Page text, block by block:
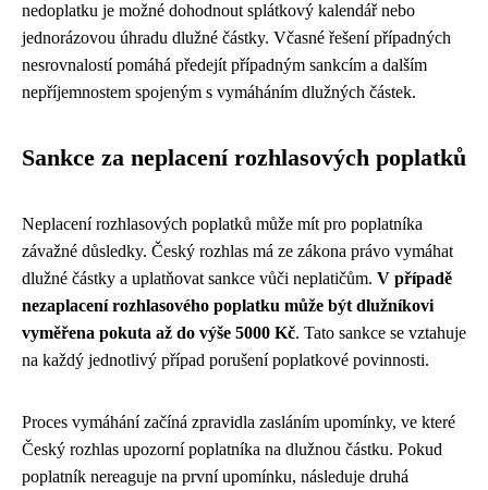
nedoplatku je možné dohodnout splátkový kalendář nebo
jednorázovou úhradu dlužné částky. Včasné řešení případných
nesrovnalostí pomáhá předejít případným sankcím a dalším
nepříjemnostem spojeným s vymáháním dlužných částek.
Sankce za neplacení rozhlasových poplatků
Neplacení rozhlasových poplatků může mít pro poplatníka
závažné důsledky. Český rozhlas má ze zákona právo vymáhat
dlužné částky a uplatňovat sankce vůči neplatičům. V případě
nezaplacení rozhlasového poplatku může být dlužníkovi
vyměřena pokuta až do výše 5000 Kč. Tato sankce se vztahuje
na každý jednotlivý případ porušení poplatkové povinnosti.
Proces vymáhání začíná zpravidla zasláním upomínky, ve které
Český rozhlas upozorní poplatníka na dlužnou částku. Pokud
poplatník nereaguje na první upomínku, následuje druhá